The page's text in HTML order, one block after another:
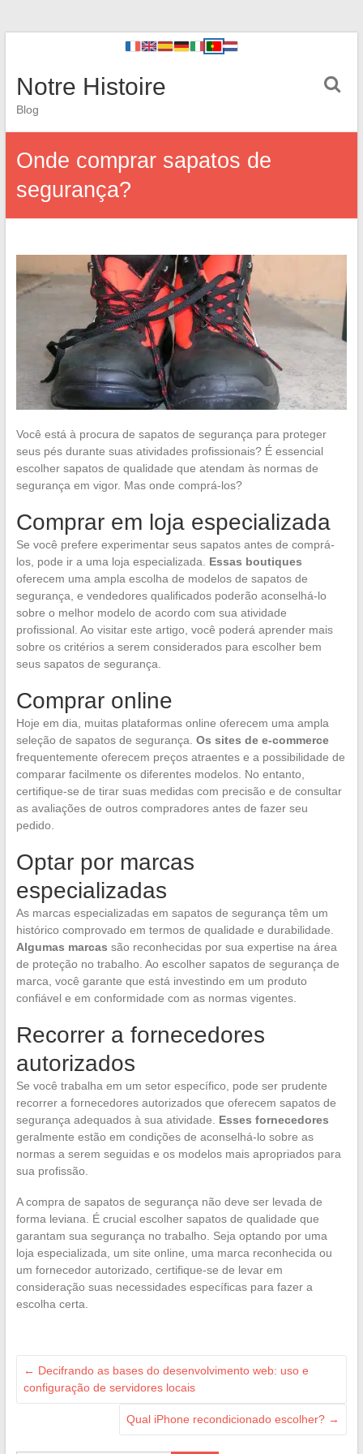
Notre Histoire
Blog
Onde comprar sapatos de
segurança?
Você está à procura de sapatos de segurança para proteger
seus pés durante suas atividades profissionais? É essencial
escolher sapatos de qualidade que atendam às normas de
segurança em vigor. Mas onde comprá-los?
Comprar em loja especializada
Se você prefere experimentar seus sapatos antes de comprá-
los, pode ir a uma loja especializada. Essas boutiques
oferecem uma ampla escolha de modelos de sapatos de
segurança, e vendedores qualificados poderão aconselhá-lo
sobre o melhor modelo de acordo com sua atividade
profissional. Ao visitar este artigo, você poderá aprender mais
sobre os critérios a serem considerados para escolher bem
seus sapatos de segurança.
Comprar online
Hoje em dia, muitas plataformas online oferecem uma ampla
seleção de sapatos de segurança. Os sites de e-commerce
frequentemente oferecem preços atraentes e a possibilidade de
comparar facilmente os diferentes modelos. No entanto,
certifique-se de tirar suas medidas com precisão e de consultar
as avaliações de outros compradores antes de fazer seu
pedido.
Optar por marcas
especializadas
As marcas especializadas em sapatos de segurança têm um
histórico comprovado em termos de qualidade e durabilidade.
Algumas marcas são reconhecidas por sua expertise na área
de proteção no trabalho. Ao escolher sapatos de segurança de
marca, você garante que está investindo em um produto
confiável e em conformidade com as normas vigentes.
Recorrer a fornecedores
autorizados
Se você trabalha em um setor específico, pode ser prudente
recorrer a fornecedores autorizados que oferecem sapatos de
segurança adequados à sua atividade. Esses fornecedores
geralmente estão em condições de aconselhá-lo sobre as
normas a serem seguidas e os modelos mais apropriados para
sua profissão.
A compra de sapatos de segurança não deve ser levada de
forma leviana. É crucial escolher sapatos de qualidade que
garantam sua segurança no trabalho. Seja optando por uma
loja especializada, um site online, uma marca reconhecida ou
um fornecedor autorizado, certifique-se de levar em
consideração suas necessidades específicas para fazer a
escolha certa.
← Decifrando as bases do desenvolvimento web: uso e
configuração de servidores locais
Qual iPhone recondicionado escolher? →